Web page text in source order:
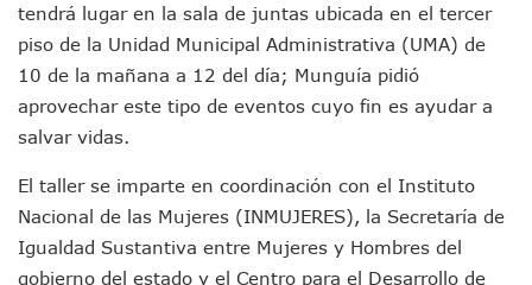
Brigada Forense Brindará Atención A Familias De
Vecinos De Vallarta 500 Exponen Queja De Vialidades A
Pelea De Extranjera Durante Función De “La Odisea” En
Joven Esgrimista De Puerto Vallarta Asegura Lugar En El
Llegan Camiones “oruga” A Puerto Vallarta Con
Descartan Riesgo De Tsunami Para Puerto Vallarta Tras
Donald Trump Asistirá A La Final Del Mundial 2026 Entre
Retiran 10 Toneladas De Macroalga En Playa De
tendrá lugar en la sala de juntas ubicada en el tercer
piso de la Unidad Municipal Administrativa (UMA) de
10 de la mañana a 12 del día; Munguía pidió
aprovechar este tipo de eventos cuyo fin es ayudar a
salvar vidas.
El taller se imparte en coordinación con el Instituto
Nacional de las Mujeres (INMUJERES), la Secretaría de
Igualdad Sustantiva entre Mujeres y Hombres del
gobierno del estado y el Centro para el Desarrollo de